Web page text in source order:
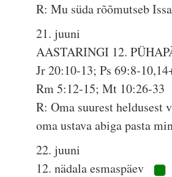
R: Mu süda rõõmutseb
21. juuni
AASTARINGI 12.
Jr 20:10-13; Ps 69:8-
Rm 5:12-15; Mt 10:26-33
R: Oma suurest heldusest
oma ustava abiga pasta
22. juuni
12. nädala esmaspäev